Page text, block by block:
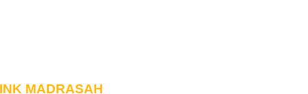
MADRASAH